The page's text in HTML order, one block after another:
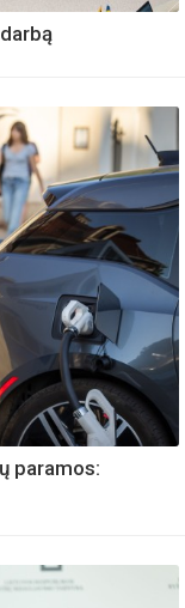
paramos: